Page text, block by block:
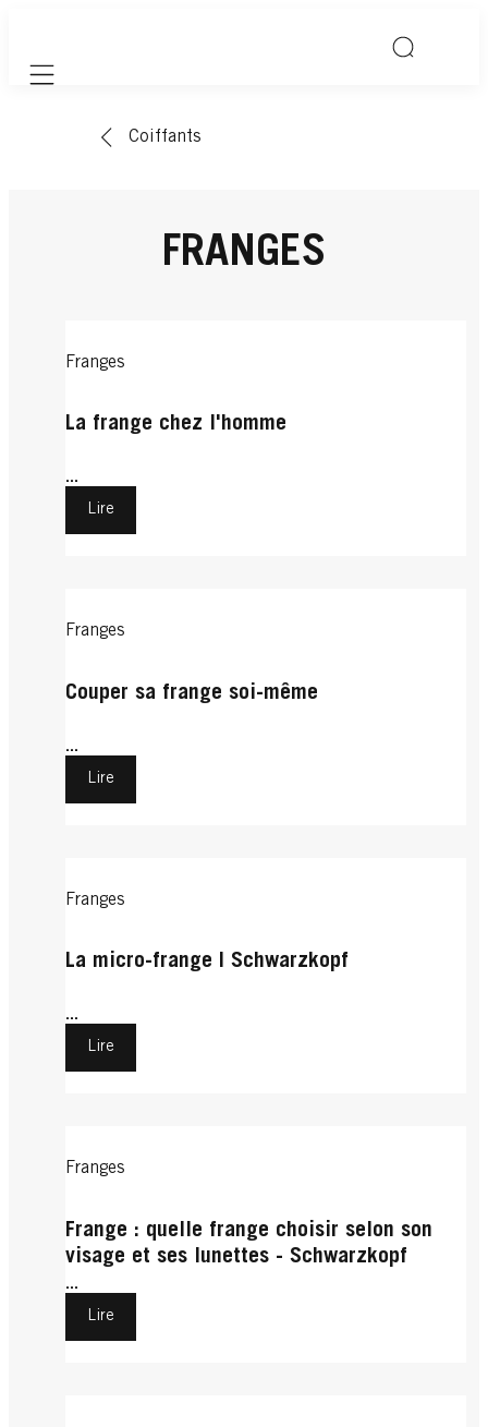
Mobile navigation
Coiffants
FRANGES
Franges
La frange chez l'homme
...
Lire
Franges
Couper sa frange soi-même
...
Lire
Franges
La micro-frange | Schwarzkopf
...
Lire
Franges
Frange : quelle frange choisir selon son
visage et ses lunettes - Schwarzkopf
...
Lire